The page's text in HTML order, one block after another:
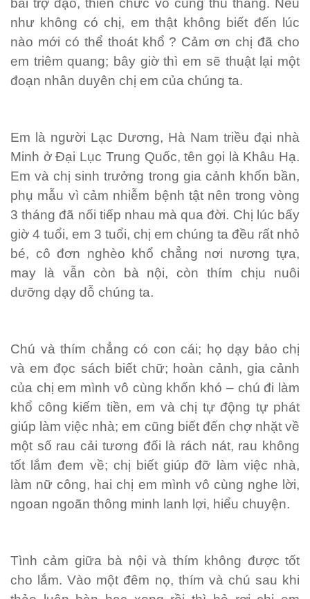
bài trợ đạo, thiên chức vô cùng thù thắng. Nếu
như không có chị, em thật không biết đến lúc
nào mới có thể thoát khổ ? Cảm ơn chị đã cho
em triêm quang; bây giờ thì em sẽ thuật lại một
đoạn nhân duyên chị em của chúng ta.
Em là người Lạc Dương, Hà Nam triều đại nhà
Minh ở Đại Lục Trung Quốc, tên gọi là Khâu Hạ.
Em và chị sinh trưởng trong gia cảnh khốn bần,
phụ mẫu vì cảm nhiễm bệnh tật nên trong vòng
3 tháng đã nối tiếp nhau mà qua đời. Chị lúc bấy
giờ 4 tuổi, em 3 tuổi, chị em chúng ta đều rất nhỏ
bé, cô đơn nghèo khổ chẳng nơi nương tựa,
may là vẫn còn bà nội, còn thím chịu nuôi
dưỡng dạy dỗ chúng ta.
Chú và thím chẳng có con cái; họ dạy bảo chị
và em đọc sách biết chữ; hoàn cảnh, gia cảnh
của chị em mình vô cùng khốn khó – chú đi làm
khổ công kiếm tiền, em và chị tự động tự phát
giúp làm việc nhà; em cũng biết đến chợ nhặt về
một số rau cải tương đối là rách nát, rau không
tốt lắm đem về; chị biết giúp đỡ làm việc nhà,
làm nữ công, hai chị em mình vô cùng nghe lời,
ngoan ngoãn thông minh lanh lợi, hiểu chuyện.
Tình cảm giữa bà nội và thím không được tốt
cho lắm. Vào một đêm nọ, thím và chú sau khi